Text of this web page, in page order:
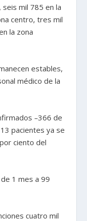
mil 785 en la
centro, tres mil
la zona
estables,
médico de la
–366 de
pacientes ya se
ciento del
1 mes a 99
cuatro mil